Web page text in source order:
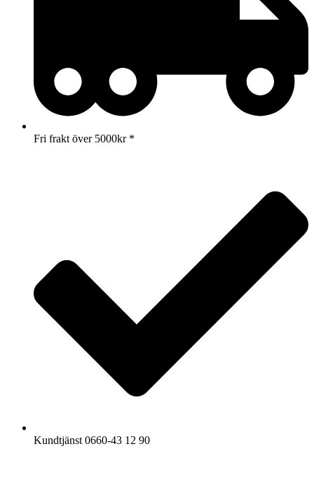
Fri frakt över 5000kr *
Kundtjänst 0660-43 12 90